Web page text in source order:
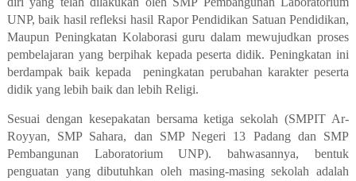
UNP, baik hasil refleksi hasil Rapor Pendidikan Satuan Pendidikan,
Maupun Peningkatan Kolaborasi guru dalam mewujudkan proses
pembelajaran yang berpihak kepada peserta didik. Peningkatan ini
berdampak baik kepada peningkatan perubahan karakter peserta
didik yang lebih baik dan lebih Religi.
Sesuai dengan kesepakatan bersama ketiga sekolah (SMPIT Ar-
Royyan, SMP Sahara, dan SMP Negeri 13 Padang dan SMP
Pembangunan Laboratorium UNP). bahwasannya, bentuk
penguatan yang dibutuhkan oleh masing-masing sekolah adalah